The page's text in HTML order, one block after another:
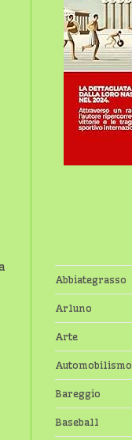
Abbiategrasso
Arluno
Arte
Automobilismo
Bareggio
Baseball